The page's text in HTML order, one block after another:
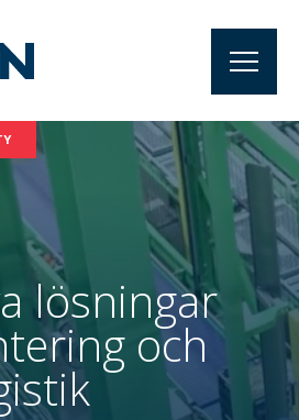
lösningar
och